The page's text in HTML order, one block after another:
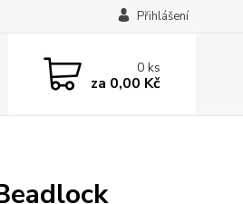
Přihlášení
0ks
za 0,00 Kč